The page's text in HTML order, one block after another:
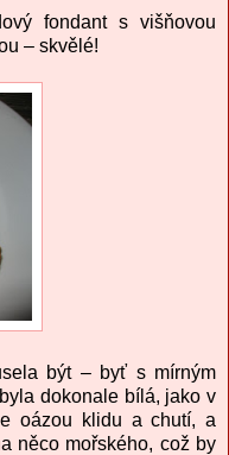
fondant s višňovou
– skvělé!
být – byť s mírným
dokonale bílá, jako v
oázou klidu a chutí, a
něco mořského, což by